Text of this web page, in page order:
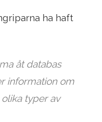
ha haft
åt databas
information om
typer av